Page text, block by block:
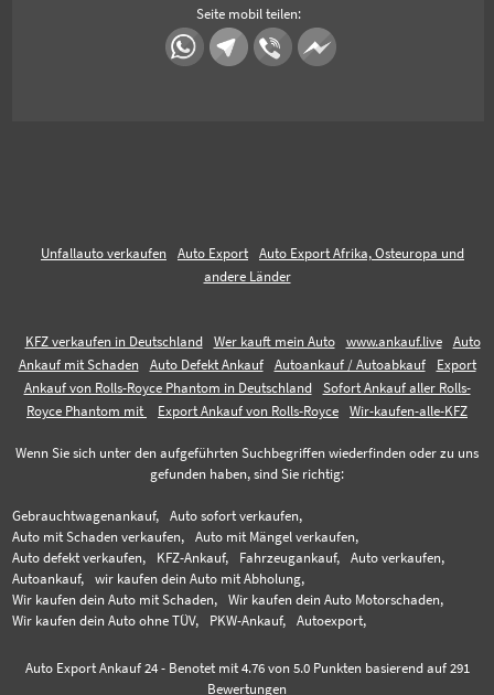
Seite mobil teilen:
Unfallauto verkaufen Auto Export
Auto Export Afrika, Osteuropa und
andere Länder
KFZ verkaufen in Deutschland Wer kauft mein Auto www.ankauf.live
Auto
Ankauf mit Schaden
Auto Defekt Ankauf Autoankauf / Autoabkauf
Export
Ankauf von Rolls-Royce Phantom in Deutschland
Sofort Ankauf aller Rolls-
Royce Phantom mit
Export Ankauf von Rolls-Royce Wir-kaufen-alle-KFZ
Wenn Sie sich unter den aufgeführten Suchbegriffen wiederfinden oder zu uns
gefunden haben, sind Sie richtig:
Gebrauchtwagenankauf,
Auto sofort verkaufen,
Auto mit Schaden verkaufen,
Auto mit Mängel verkaufen,
Auto defekt verkaufen,
KFZ-Ankauf, Fahrzeugankauf,
Auto verkaufen,
Autoankauf,
wir kaufen dein Auto mit Abholung,
Wir kaufen dein Auto mit Schaden,
Wir kaufen dein Auto Motorschaden,
Wir kaufen dein Auto ohne TÜV,
PKW-Ankauf, Autoexport,
Auto Export Ankauf 24- Benotet mit 4.76von 5.0 Punkten basierend auf 291
Bewertungen